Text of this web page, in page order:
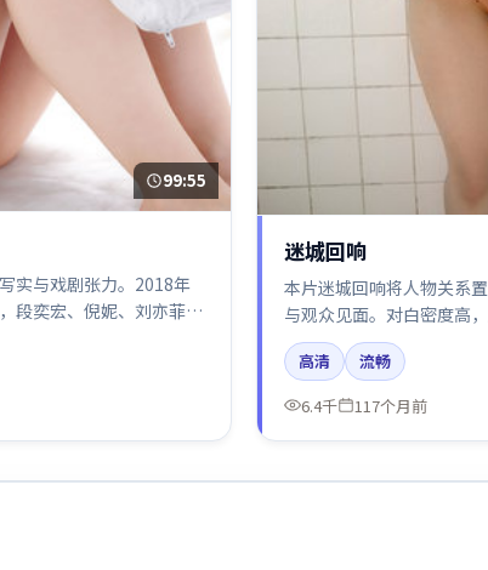
99:55
实与戏剧张力。2018年
段奕宏、倪妮、刘亦菲、
像风格统一，配乐与剪辑
迷城回响
本片迷城回响将人物关系
与观众见面。对白密度高
玺、汤唯的台词节奏值得
色调摄影。
高清
流畅
6.4千
117个月前